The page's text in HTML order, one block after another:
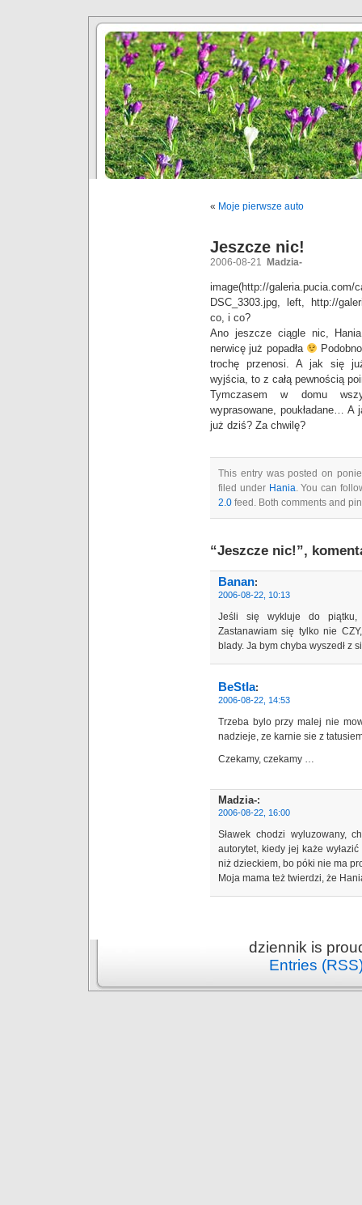
« Moje pierwsze auto
Jeszcze nic!
2006-08-21 Madzia-
image(http://galeria.pucia.com/
DSC_3303.jpg, left, http://
co, i co?
Ano jeszcze ciągle nic,
nerwicę już popadła
trochę przenosi. A jak się
wyjścia, to z całą pewnością
Tymczasem w domu
wyprasowane, poukładane…
już dziś? Za chwilę?
This entry was posted on
filed under Hania. You can
2.0 feed. Both comments and
“Jeszcze nic!”,
Banan:
2006-08-22, 10:13
Jeśli się wykluje do
Zastanawiam się tylko nie
blady. Ja bym chyba wyszedł z
BeStIa:
2006-08-22, 14:53
Trzeba bylo przy malej nie
nadzieje, ze karnie sie z
Czekamy, czekamy …
Madzia-:
2006-08-22, 16:00
Sławek chodzi wyluzowany,
autorytet, kiedy jej każe
niż dzieckiem, bo póki nie ma
Moja mama też twierdzi, że
dziennik is
Entries